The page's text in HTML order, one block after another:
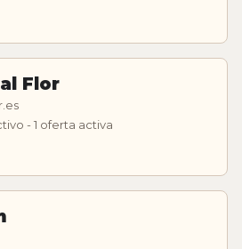
Flor
- 1 oferta activa